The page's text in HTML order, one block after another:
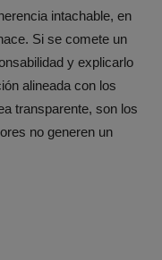
intachable, en
Si se comete un
y explicarlo
alineada con los
transparente, son los
no generen un